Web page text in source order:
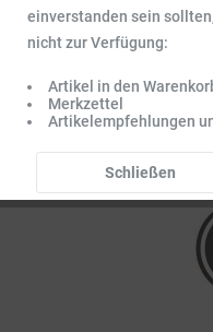
einverstanden sein
nicht zur Verfügung:
Artikel in den
Merkzettel
Artikelempfehlungen
Schließen